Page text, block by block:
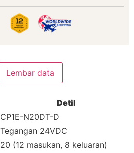
Lembar data
Detil
CP1E-N20DT-D
Tegangan 24VDC
20 (12 masukan, 8 keluaran)